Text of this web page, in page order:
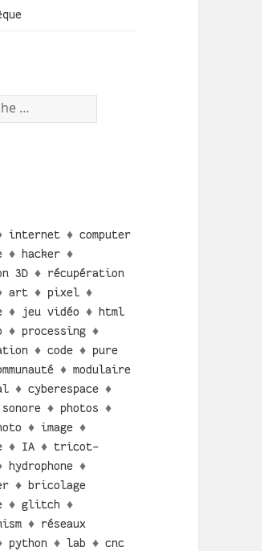
internet ♦computer
♦ hacker ♦
3D ♦ récupération
art ♦ pixel ♦
♦ jeu vidéo ♦
html
♦ processing ♦
♦code ♦ pure
♦modulaire
♦cyberespace ♦
♦ photos ♦
♦image ♦
♦ IA ♦tricot-
hydrophone ♦
♦
bricolage
♦glitch ♦
♦ réseaux
python ♦lab ♦cnc